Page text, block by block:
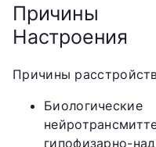
Причины
Настроения
Причины
гипофизарно-